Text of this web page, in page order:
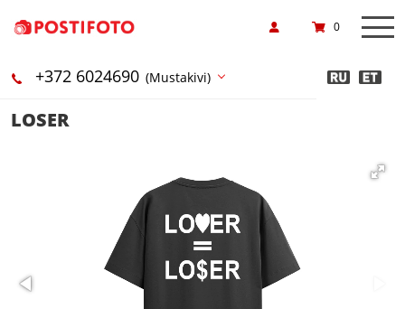
+372 6024690 (Mustakivi)
0
LOSER